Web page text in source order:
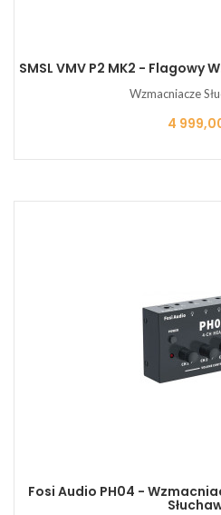
SMSL VMV P2 MK2 - Flagowy
Wzmacniacze
Cena
4
Fosi Audio PH04 -